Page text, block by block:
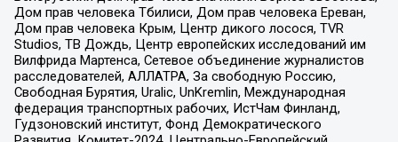
Дом прав человека Тбилиси, Дом прав человека Ереван,
Дом прав человека Крым, Центр дикого лосося, TVR
Studios, ТВ Дождь, Центр европейских исследований им
Вилфрида Мартенса, Сетевое объединение журналистов
расследователей, АЛЛАТРА, За свободную Россию,
Свободная Бурятия, Uralic, UnKremlin, Международная
федерация транспортных рабочих, ИстЧам Финланд,
Гудзоновский институт, Фонд Демократического